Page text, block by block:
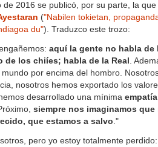
de 2016 se publicó, por su parte, la
("Nabilen tokietan,
du"). Traduzco este trozo:
aquí la gente no habla
de los chiíes; habla de la Real .
mundo por encima del hombro.
nosotros hemos exportado los
desarrollado una mínima empatía
siempre nos imaginamos
que estamos a salvo."
pero yo estoy totalmente